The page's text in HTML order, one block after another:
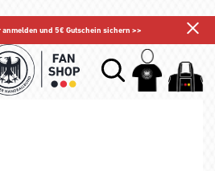
anmelden und 5€ Gutschein sichern >>